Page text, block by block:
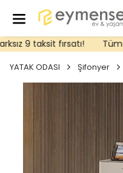
9 taksit fırsatı! Tüm
YATAK ODASI Şifonyer